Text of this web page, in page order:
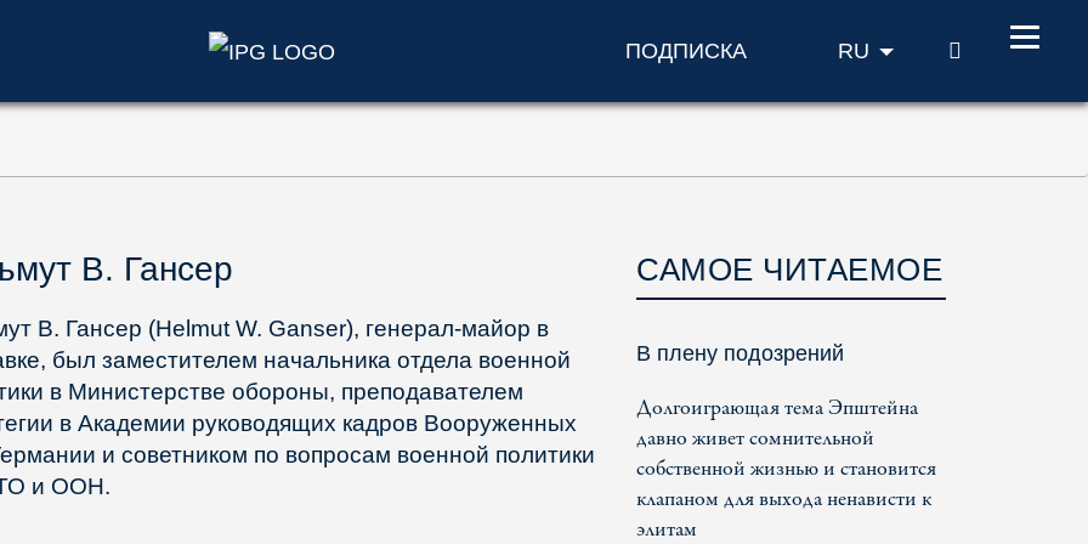
ПОДПИСКА RU ПОИСК
В. Гансер
В. Гансер (Helmut W. Ganser), генерал-майор в
был заместителем начальника отдела военной
в Министерстве обороны, преподавателем
в Академии руководящих кадров Вооруженных
и советником по вопросам военной политики
и ООН.
САМОЕ ЧИТАЕМОЕ
В плену подозрений
Долгоиграющая тема Эпштейна
давно живет сомнительной
собственной жизнью и становится
клапаном для выхода ненависти к
элитам